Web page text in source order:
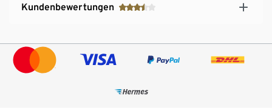
Kundenbewertungen